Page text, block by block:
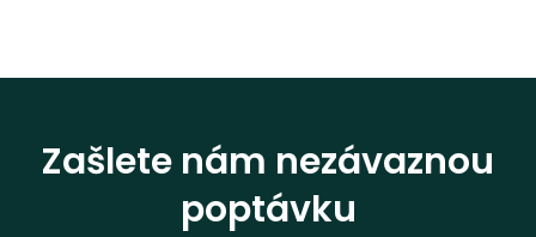
Zašlete nám nezávaznou
poptávku